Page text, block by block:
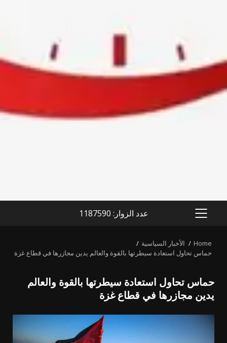
PRIMARY
عدد الزوار: 1187590
Home
الأخبار السياسية
حماس تحاول استعادة سيطرتها بالقوة والعالم يدين مجازرها في قطاع غزة
حماس تحاول استعادة سيطرتها بالقوة والعالم
يدين مجازرها في قطاع غزة